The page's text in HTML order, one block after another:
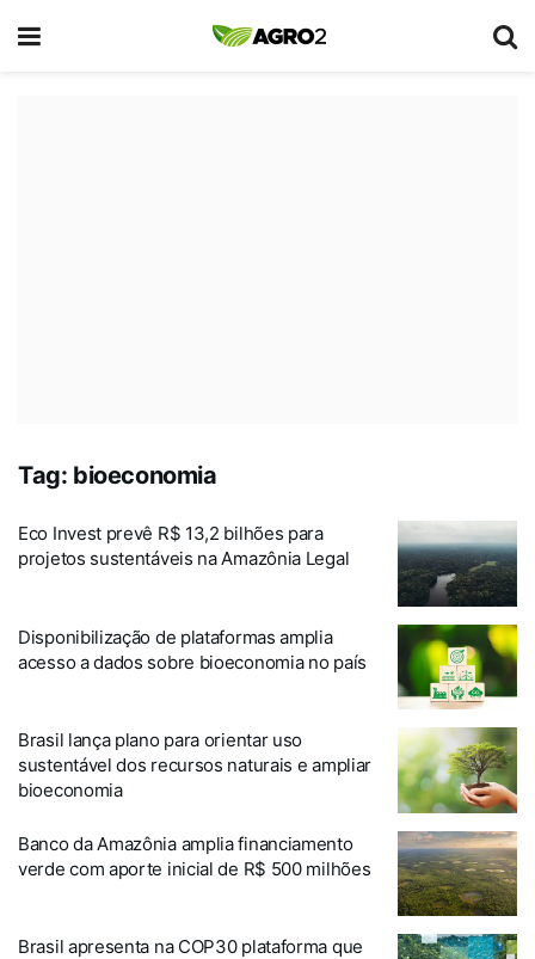
Tag: bioeconomia
Eco Invest prevê R$ 13,2 bilhões para
projetos sustentáveis na Amazônia Legal
Disponibilização de plataformas amplia
acesso a dados sobre bioeconomia no país
Brasil lança plano para orientar uso
sustentável dos recursos naturais e ampliar
bioeconomia
Banco da Amazônia amplia financiamento
verde com aporte inicial de R$ 500 milhões
Brasil apresenta na COP30 plataforma que